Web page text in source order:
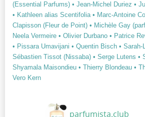
(Essential Parfums) • Jean-Michel Duriez •
• Kathleen alias Scentifolia • Marc-Antoine
Clapisson (Fleur de Point) • Michèle Gay
Neela Vermeire • Olivier Durbano • Patrice
• Pissara Umavijani • Quentin Bisch •
Sébastien Tissot (Nissaba) • Serge Lutens •
Shyamala Maisondieu • Thierry Blondeau •
Vero Kern
parfumista.club